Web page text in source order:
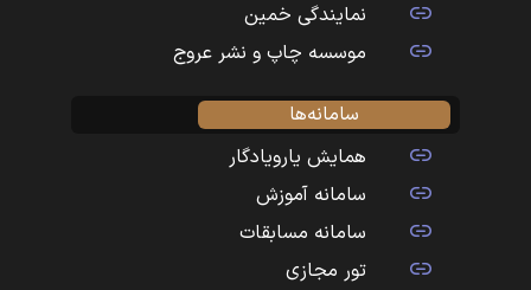
نمایندگی خمین
موسسه چاپ و نشر عروج
سامانه‌ها
همایش یارویادگار
سامانه آموزش
سامانه مسابقات
تور مجازی